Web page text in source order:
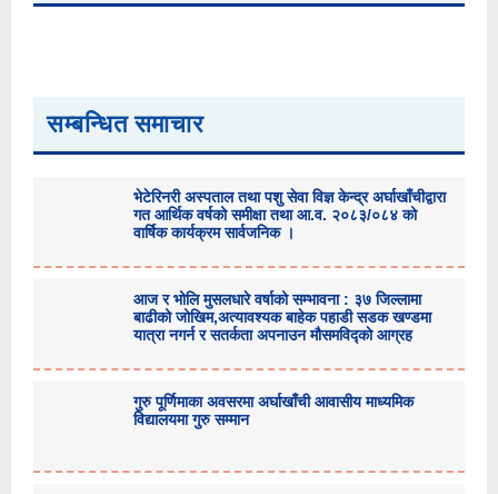
सम्बन्धित समाचार
भेटेरिनरी अस्पताल तथा पशु सेवा विज्ञ केन्द्र अर्घाखाँचीद्वारा
गत आर्थिक वर्षको समीक्षा तथा आ.व. २०८३/०८४ को
वार्षिक कार्यक्रम सार्वजनिक ।
आज र भोलि मुसलधारे वर्षाको सम्भावना : ३७ जिल्लामा
बाढीको जोखिम,अत्यावश्यक बाहेक पहाडी सडक खण्डमा
यात्रा नगर्न र सतर्कता अपनाउन मौसमविद्काे आग्रह
गुरु पूर्णिमाका अवसरमा अर्घाखाँची आवासीय माध्यमिक
विद्यालयमा गुरु सम्मान